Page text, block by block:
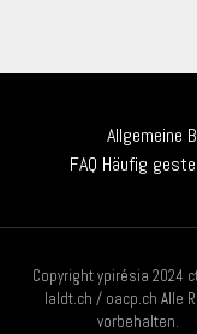
Allgemeine
FAQ Häufig
Copyright ypirésia 2024
laldt.ch / oacp.ch Alle
vorbehalten.